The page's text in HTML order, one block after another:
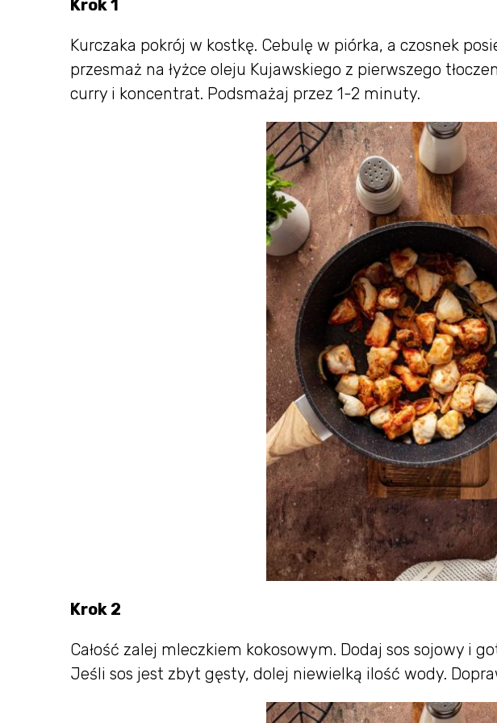
Krok 1
Kurczaka pokrój w kostkę. Cebulę w piórka, a czosnek
przesmaż na łyżce oleju Kujawskiego z pierwszego
curry i koncentrat. Podsmażaj przez 1-2 minuty.
Krok 2
Całość zalej mleczkiem kokosowym. Dodaj sos sojowy i
Jeśli sos jest zbyt gęsty, dolej niewielką ilość wody.